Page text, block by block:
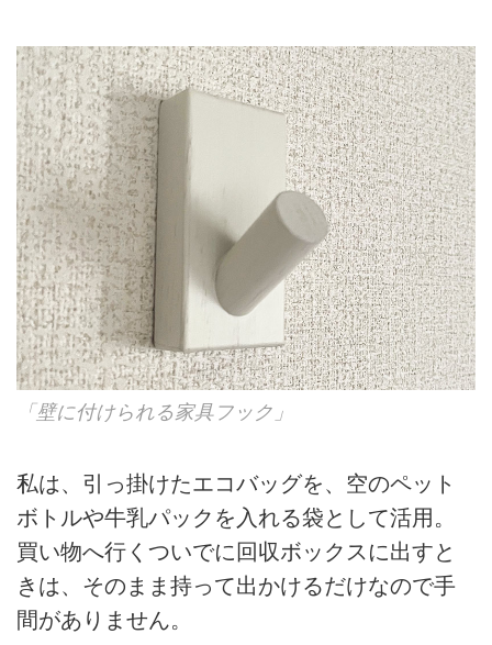
「壁に付けられる家具フック」
私は、引っ掛けたエコバッグを、空のペット
ボトルや牛乳パックを入れる袋として活用。
買い物へ行くついでに回収ボックスに出すと
きは、そのまま持って出かけるだけなので手
間がありません。